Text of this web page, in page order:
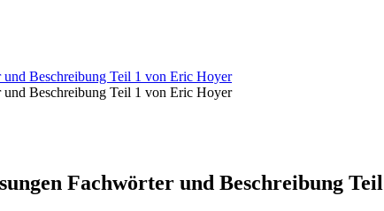
Beschreibung Teil 1 von Eric Hoyer
Beschreibung Teil 1 von Eric Hoyer
Fachwörter und Beschreibung